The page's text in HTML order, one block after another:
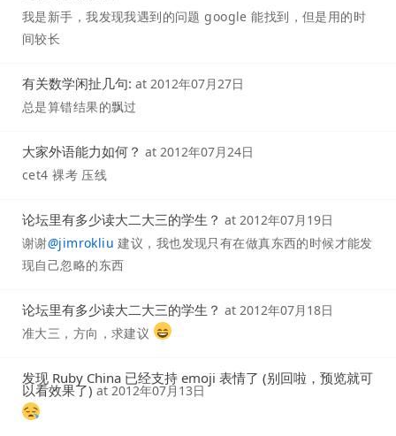
我是新手，我发现我遇到的问题 google 能找到，但是用的时
间较长
有关数学闲扯几句: at 2012年07月27日
总是算错结果的飘过
大家外语能力如何？ at 2012年07月24日
cet4 裸考 压线
论坛里有多少读大二大三的学生？ at 2012年07月19日
谢谢@jimrokliu 建议，我也发现只有在做真东西的时候才能发
现自己忽略的东西
论坛里有多少读大二大三的学生？ at 2012年07月18日
准大三，方向，求建议
发现 Ruby China 已经支持 emoji 表情了 (别回啦，预览就可
以看效果了) at 2012年07月13日